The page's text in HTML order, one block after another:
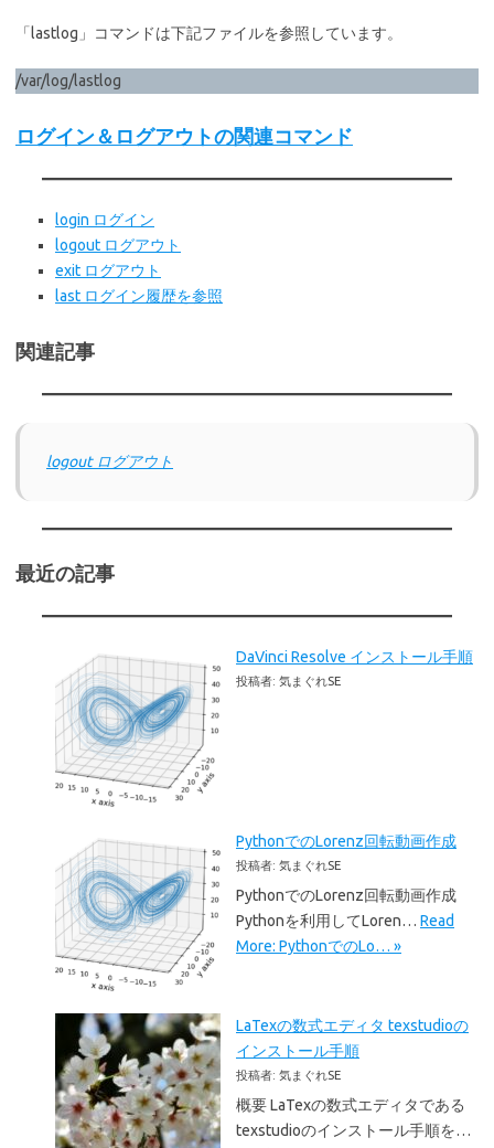
「lastlog」コマンドは下記ファイルを参照しています。
/var/log/lastlog
ログイン＆ログアウトの関連コマンド
login ログイン
logout ログアウト
exit ログアウト
last ログイン履歴を参照
関連記事
logout ログアウト
最近の記事
DaVinci Resolve インストール手順
投稿者: 気まぐれSE
PythonでのLorenz回転動画作成
投稿者: 気まぐれSE
PythonでのLorenz回転動画作成
Pythonを利用してLoren… Read
More: PythonでのLo… »
LaTexの数式エディタ texstudioの
インストール手順
投稿者: 気まぐれSE
概要 LaTexの数式エディタである
texstudioのインストール手順を…